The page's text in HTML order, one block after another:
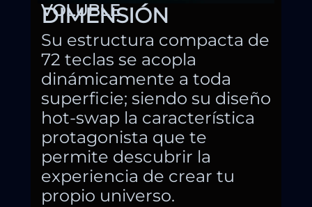
DIMENSIÓN
VOLUBLE
Su estructura compacta de
72 teclas se acopla
dinámicamente a toda
superficie; siendo su diseño
hot-swap la característica
protagonista que te
permite descubrir la
experiencia de crear tu
propio universo.